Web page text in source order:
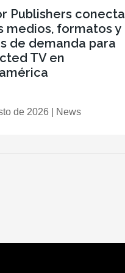
Publishers conecta
medios, formatos y
de demanda para
TV en
de 2026 News